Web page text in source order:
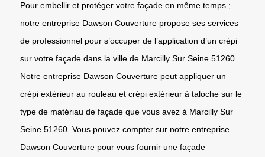
Pour embellir et protéger votre façade en même temps ;
notre entreprise Dawson Couverture propose ses services
de professionnel pour s’occuper de l’application d’un crépi
sur votre façade dans la ville de Marcilly Sur Seine 51260.
Notre entreprise Dawson Couverture peut appliquer un
crépi extérieur au rouleau et crépi extérieur à taloche sur le
type de matériau de façade que vous avez à Marcilly Sur
Seine 51260. Vous pouvez compter sur notre entreprise
Dawson Couverture pour vous fournir une façade